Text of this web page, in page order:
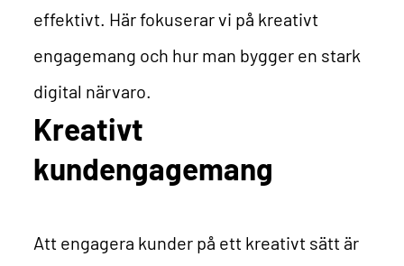
effektivt. Här fokuserar vi på kreativt
engagemang och hur man bygger en stark
digital närvaro.
Kreativt
kundengagemang
Att engagera kunder på ett kreativt sätt är